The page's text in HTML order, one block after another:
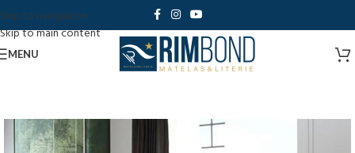
Skip to navigation
Skip to main content
MENU